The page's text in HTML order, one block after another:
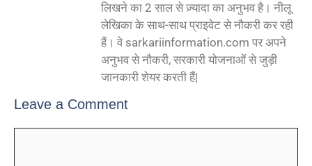
लिखने का 2 साल से ज़्यादा का अनुभव है। नीलू
लेखिका के साथ-साथ प्राइवेट से नौकरी कर रही
हैं। वे sarkariinformation.com पर अपने
अनुभव से नौकरी, सरकारी योजनाओं से जुड़ी
जानकारी शेयर करती हैं|
Leave a Comment